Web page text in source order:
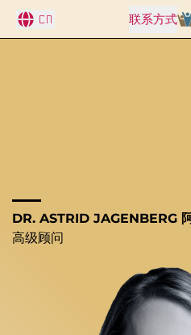
CN 联系方式
DR. ASTRID JAGENBERG
高级顾问